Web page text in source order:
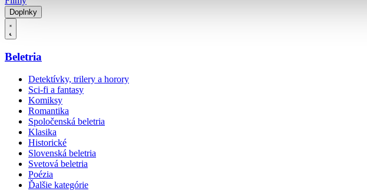
Doplnky
Beletria
Detektívky, trilery a horory
Sci-fi a fantasy
Komiksy
Romantika
Spoločenská beletria
Klasika
Historické
Slovenská beletria
Svetová beletria
Poézia
Ďalšie kategórie